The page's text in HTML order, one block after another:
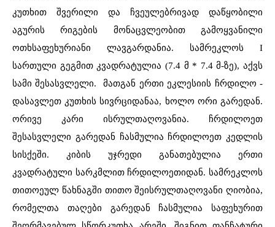
კუთხით შვერილი და ჩვეულებრივად დაწყობილი
აგურის რიგების მონაცვლეობით გამოყვანილი
ოთხსაფეხურიანი ლავგარდანია. სამრეკლოს I
სართული გეგმით კვადრატულია (7.4 მ * 7.4 მ-ზე), აქვს
სამი შესასვლელი. მათგან ერთი ეკლესიის ჩრდილო -
დასავლეთ კუთხის სივრციდანაა, ხოლო ორი გარედან.
ორივე კარი ისრულთაღოვანია. ჩრდილოეთ
შესასვლელი გარედან ჩასმულია ჩრდილოეთ კედლის
სისქეში. კიბის უჯრედი განათებულია ერთი
კვადრატული სარკმლით ჩრდილოეთიდან. სამრეკლოს
თითოეულ წახნაგში თითო შეისრულთაღოვანი ღიობია,
რომელთა თაღები გარედან ჩასმულია საფეხურით